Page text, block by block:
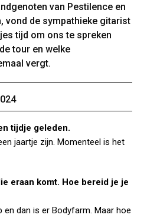
van Pestilence en
vond de sympathieke gitarist
tijd om ons te spreken
tour en welke
vergt.
tijdje geleden.
jaartje zijn. Momenteel is het
eraan komt. Hoe bereid je je
en dan is er Bodyfarm. Maar hoe